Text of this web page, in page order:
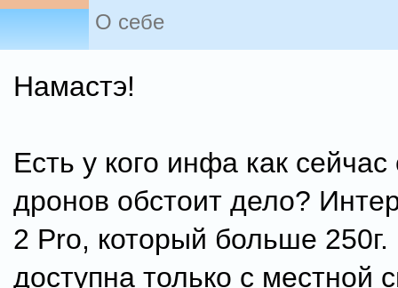
О себе
Намастэ!
Есть у кого инфа как
дронов обстоит дело?
2 Pro, который больше 250г.
доступна только с местной